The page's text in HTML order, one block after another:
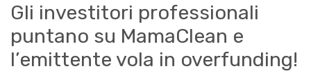
Gli investitori professionali
puntano su MamaClean e
l’emittente vola in overfunding!